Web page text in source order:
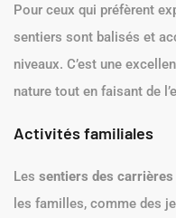
Pour ceux qui préfèrent
sentiers sont balisés et
niveaux. C’est une
nature tout en faisant de
Activités familiales
Les sentiers des carrières
les familles, comme des